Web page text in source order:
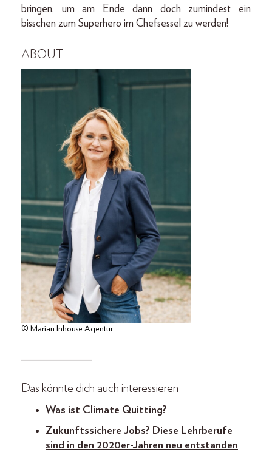
bringen, um am Ende dann doch zumindest ein
bisschen zum Superhero im Chefsessel zu werden!
ABOUT
© Marian Inhouse Agentur
_____________
Das könnte dich auch interessieren
Was ist Climate Quitting?
Zukunftssichere Jobs? Diese Lehrberufe
sind in den 2020er-Jahren neu entstanden